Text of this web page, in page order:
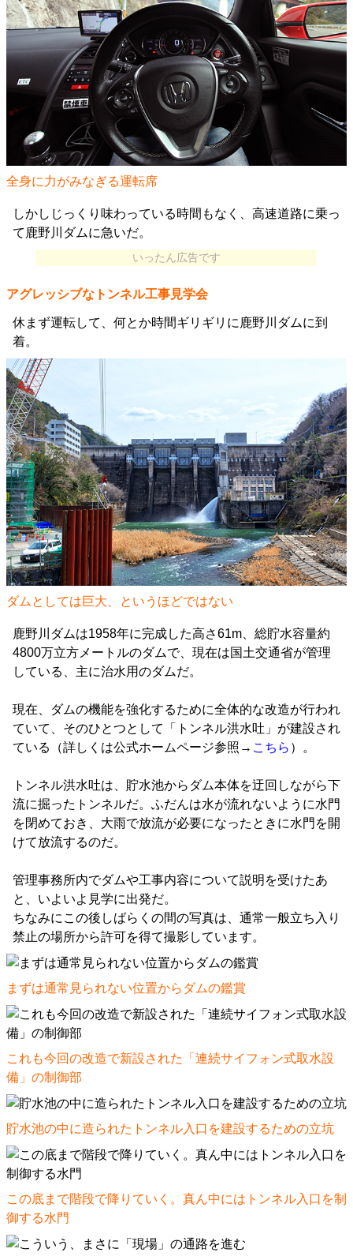
全身に力がみなぎる運転席
しかしじっくり味わっている時間もなく、高速道路に乗っ
て鹿野川ダムに急いだ。
いったん広告です
アグレッシブなトンネル工事見学会
休まず運転して、何とか時間ギリギリに鹿野川ダムに到
着。
ダムとしては巨大、というほどではない
鹿野川ダムは1958年に完成した高さ61m、総貯水容量約
4800万立方メートルのダムで、現在は国土交通省が管理
している、主に治水用のダムだ。
現在、ダムの機能を強化するために全体的な改造が行われ
ていて、そのひとつとして「トンネル洪水吐」が建設され
ている（詳しくは公式ホームページ参照→ こちら ）。
トンネル洪水吐は、貯水池からダム本体を迂回しながら下
流に掘ったトンネルだ。ふだんは水が流れないように水門
を閉めておき、大雨で放流が必要になったときに水門を開
けて放流するのだ。
管理事務所内でダムや工事内容について説明を受けたあ
と、いよいよ見学に出発だ。
ちなみにこの後しばらくの間の写真は、通常一般立ち入り
禁止の場所から許可を得て撮影しています。
まずは通常見られない位置からダムの鑑賞
これも今回の改造で新設された「連続サイフォン式取水設
備」の制御部
貯水池の中に造られたトンネル入口を建設するための立坑
この底まで階段で降りていく。真ん中にはトンネル入口を制
御する水門